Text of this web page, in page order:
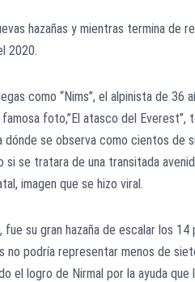
hazañas y mientras termina de
2020.
como “Nims”, el alpinista de 36
foto,”El atasco del
dónde se observa como cientos de
si se tratara de una transitada
imagen que se hizo viral.
su gran hazaña de escalar los
no podría representar menos de
el logro de Nirmal por la ayuda